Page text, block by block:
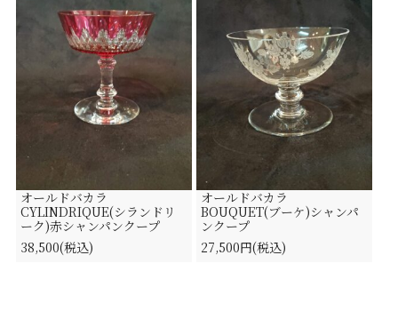
オールドバカラ
CYLINDRIQUE(シランドリ
ーク)赤シャンパンクープ
38,500(税込)
オールドバカラ
BOUQUET(ブーケ)シャンパ
ンクープ
27,500円(税込)